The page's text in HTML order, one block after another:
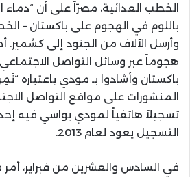
الخطب العدائية، مصرَّاً على أن “دماء
باللوم في الهجوم على باكستان –
هجوماً عبر وسائل التواصل
باكستان وأشادوا بـ مودي باعتباره
المنشورات على مواقع التواصل
تسجيلاً هاتفياً لمودي يواسي فيه
التسجيل يعود لعام 2013.
في السادس والعشرين من فبراير،